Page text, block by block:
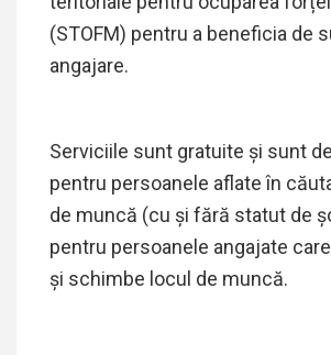
(STOFM) pentru a beneficia de
angajare.
Serviciile sunt gratuite și sunt
pentru persoanele aflate în
de muncă (cu și fără statut de
pentru persoanele angajate
și schimbe locul de muncă.